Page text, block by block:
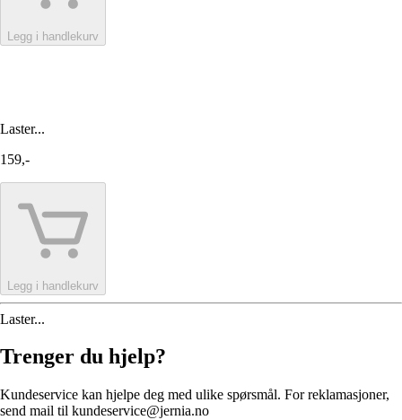
Legg i handlekurv
Laster...
159,-
Legg i handlekurv
Laster...
Trenger du hjelp?
Kundeservice kan hjelpe deg med ulike spørsmål. For reklamasjoner,
send mail til kundeservice@jernia.no